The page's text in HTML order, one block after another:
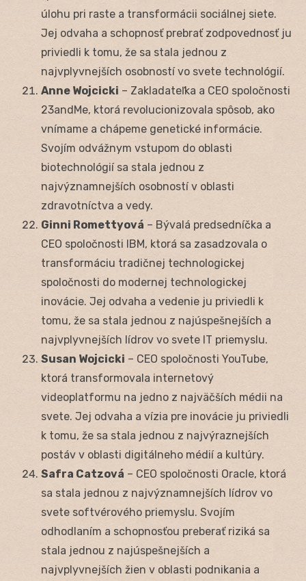
úlohu pri raste a transformácii sociálnej siete.
Jej odvaha a schopnosť prebrať zodpovednosť ju
priviedli k tomu, že sa stala jednou z
najvplyvnejších osobností vo svete technológií.
Anne Wojcicki – Zakladateľka a CEO spoločnosti
23andMe, ktorá revolucionizovala spôsob, ako
vnímame a chápeme genetické informácie.
Svojím odvážnym vstupom do oblasti
biotechnológií sa stala jednou z
najvýznamnejších osobností v oblasti
zdravotníctva a vedy.
Ginni Romettyová – Bývalá predsedníčka a
CEO spoločnosti IBM, ktorá sa zasadzovala o
transformáciu tradičnej technologickej
spoločnosti do modernej technologickej
inovácie. Jej odvaha a vedenie ju priviedli k
tomu, že sa stala jednou z najúspešnejších a
najvplyvnejších lídrov vo svete IT priemyslu.
Susan Wojcicki – CEO spoločnosti YouTube,
ktorá transformovala internetový
videoplatformu na jedno z najväčších médii na
svete. Jej odvaha a vízia pre inovácie ju priviedli
k tomu, že sa stala jednou z najvýraznejších
postáv v oblasti digitálneho médií a kultúry.
Safra Catzová – CEO spoločnosti Oracle, ktorá
sa stala jednou z najvýznamnejších lídrov vo
svete softvérového priemyslu. Svojím
odhodlaním a schopnosťou preberať riziká sa
stala jednou z najúspešnejších a
najvplyvnejších žien v oblasti podnikania a